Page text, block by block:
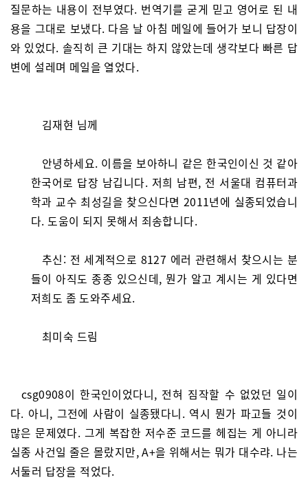
질문하는 내용이 전부였다. 번역기를 굳게 믿고 영어로 된 내
용을 그대로 보냈다. 다음 날 아침 메일에 들어가 보니 답장이
와 있었다. 솔직히 큰 기대는 하지 않았는데 생각보다 빠른 답
변에 설레며 메일을 열었다.
김재현 님께
안녕하세요. 이름을 보아하니 같은 한국인이신 것 같아
한국어로 답장 남깁니다. 저희 남편, 전 서울대 컴퓨터과
학과 교수 최성길을 찾으신다면 2011년에 실종되었습니
다. 도움이 되지 못해서 죄송합니다.
추신: 전 세계적으로 8127 에러 관련해서 찾으시는 분
들이 아직도 종종 있으신데, 뭔가 알고 계시는 게 있다면
저희도 좀 도와주세요.
최미숙 드림
csg0908이 한국인이었다니, 전혀 짐작할 수 없었던 일이
다. 아니, 그전에 사람이 실종됐다니. 역시 뭔가 파고들 것이
많은 문제였다. 그게 복잡한 저수준 코드를 헤집는 게 아니라
실종 사건일 줄은 몰랐지만, A+을 위해서는 뭐가 대수랴. 나는
서둘러 답장을 적었다.